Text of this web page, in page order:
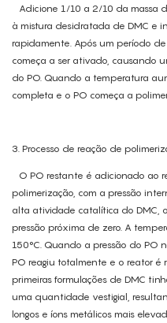
Adicione 1/10 a 2/10 da massa
à mistura desidratada de DMC e
rapidamente. Após um período
começa a ser ativado, causando
do PO. Quando a temperatura
completa e o PO começa a
3. Processo de reação de
O PO restante é adicionado ao
polimerização, com a pressão
alta atividade catalítica do DMC,
pressão próxima de zero. A
150°C. Quando a pressão do PO
PO reagiu totalmente e o reator é
primeiras formulações de DMC
uma quantidade vestigial,
longos e íons metálicos mais